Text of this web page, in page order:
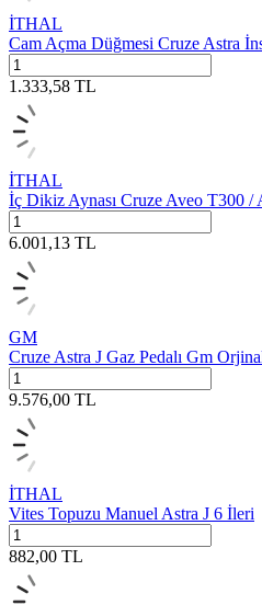
İTHAL
Cam Açma Düğmesi Cruze Astra
1.333,58 TL
İTHAL
İç Dikiz Aynası Cruze Aveo T300 /
6.001,13 TL
GM
Cruze Astra J Gaz Pedalı Gm
9.576,00 TL
İTHAL
Vites Topuzu Manuel Astra J 6 İleri
882,00 TL